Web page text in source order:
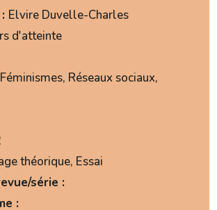
Elvire Duvelle-Charles
d'atteinte
Féminismes, Réseaux sociaux,
théorique, Essai
série :
: